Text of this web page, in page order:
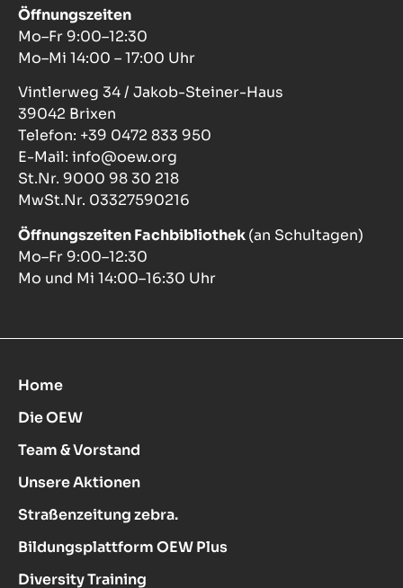
Öffnungszeiten
Mo–Fr 9:00–12:30
Mo–Mi 14:00 – 17:00 Uhr
Vintlerweg 34 / Jakob-Steiner-Haus
39042 Brixen
Telefon: +39 0472 833 950
E-Mail: info@oew.org
St.Nr. 9000 98 30 218
MwSt.Nr. 03327590216
Öffnungszeiten Fachbibliothek(an Schultagen)
Mo–Fr 9:00–12:30
Mo und Mi 14:00–16:30 Uhr
Home
Die OEW
Team & Vorstand
Unsere Aktionen
Straßenzeitung zebra.
Bildungsplattform OEW Plus
Diversity Training